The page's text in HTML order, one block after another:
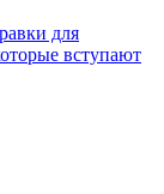
для
вступают